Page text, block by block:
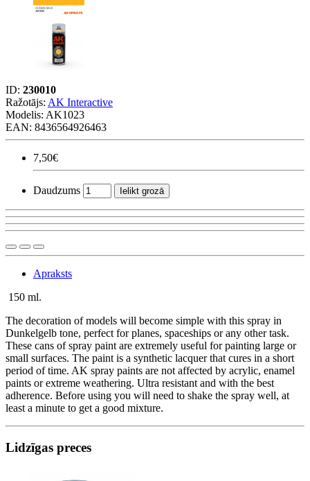
ID: 230010
Ražotājs: AK Interactive
Modelis: AK1023
EAN: 8436564926463
7,50€
Daudzums Ielikt grozā
Apraksts
150 ml.
The decoration of models will become simple with this spray in
Dunkelgelb tone, perfect for planes, spaceships or any other task.
These cans of spray paint are extremely useful for painting large or
small surfaces. The paint is a synthetic lacquer that cures in a short
period of time. AK spray paints are not affected by acrylic, enamel
paints or extreme weathering. Ultra resistant and with the best
adherence. Before using you will need to shake the spray well, at
least a minute to get a good mixture.
Lidzīgas preces